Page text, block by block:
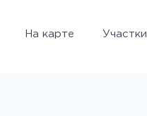
На карте Участки